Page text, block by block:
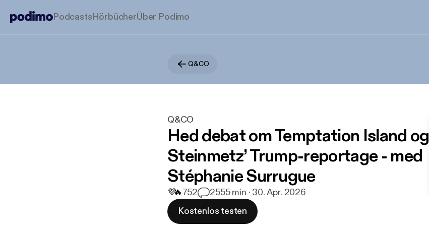
PodcastsHörbücherÜber Podimo
Q&CO
Q&CO
Hed debat om Temptation Island og
Steinmetz’ Trump-reportage - med
Stéphanie Surrugue
💜🔥752 2555 min · 30. Apr. 2026
Kostenlos testen